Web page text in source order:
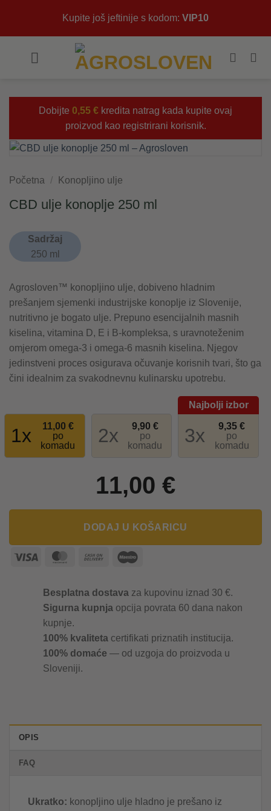
content
Kupite još jeftinije s kodom: VIP10
Dobijte 0,55 € kredita natrag kada kupite ovaj
proizvod kao registrirani korisnik.
Početna / Konopljino ulje
CBD ulje konoplje 250 ml
Sadržaj
250 ml
Agrosloven™ konopljino ulje, dobiveno hladnim
prešanjem sjemenki industrijske konoplje iz Slovenije,
nutritivno je bogato ulje. Prepuno esencijalnih masnih
kiselina, vitamina D, E i B-kompleksa, s uravnoteženim
omjerom omega-3 i omega-6 masnih kiselina. Njegov
jedinstveni proces osigurava očuvanje korisnih tvari, što ga
čini idealnim za svakodnevnu kulinarsku upotrebu.
1 11,00 €
po
komadu
2 9,90 €
po
komadu
3 9,35€
po
komadu
11,00 €
DODAJ U KOŠARICU
Visa MasterCard
Cash
Besplatna dostava za kupovinu iznad 30 €.
Sigurna kupnja opcija povrata 60 dana nakon
kupnje.
100% kvaliteta certifikati priznatih institucija.
100% domaće — od uzgoja do proizvoda u
Sloveniji.
OPIS
FAQ
Ukratko: konopljino ulje hladno je prešano iz